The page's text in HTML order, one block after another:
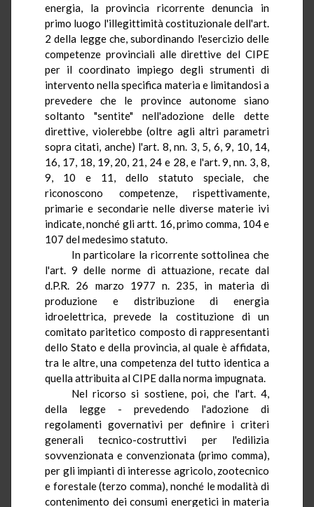
energia, la provincia ricorrente denuncia in
primo luogo l'illegittimità costituzionale dell'art.
2 della legge che, subordinando l'esercizio delle
competenze provinciali alle direttive del CIPE
per il coordinato impiego degli strumenti di
intervento nella specifica materia e limitandosi a
prevedere che le province autonome siano
soltanto "sentite" nell'adozione delle dette
direttive, violerebbe (oltre agli altri parametri
sopra citati, anche) l'art. 8,nn. 3, 5, 6, 9, 10, 14,
16, 17, 18, 19, 20, 21, 24 e 28, e l'art. 9,nn. 3, 8,
9, 10 e 11, dello statuto speciale, che
riconoscono competenze, rispettivamente,
primarie e secondarie nelle diverse materie ivi
indicate, nonché gli artt. 16, primo comma, 104 e
107 del medesimo statuto.
In particolare la ricorrentesottolinea che
l'art. 9 delle norme di attuazione, recate dal
d.P.R. 26 marzo 1977 n. 235, in materia di
produzione e distribuzione di energia
idroelettrica, prevede la costituzione di un
comitato paritetico composto di rappresentanti
dello Stato e della provincia, al quale è affidata,
tra le altre, una competenza del tutto identica a
quella attribuita al CIPE dalla norma impugnata.
Nel ricorso si sostiene, poi, che l'art. 4,
della legge - prevedendo l'adozione di
regolamenti governativi per definire i criteri
generali tecnico-costruttivi per l'edilizia
sovvenzionata e convenzionata (primo comma),
per gli impianti di interesse agricolo, zootecnico
e forestale (terzo comma), nonché le modalità di
contenimento dei consumi energetici in materia